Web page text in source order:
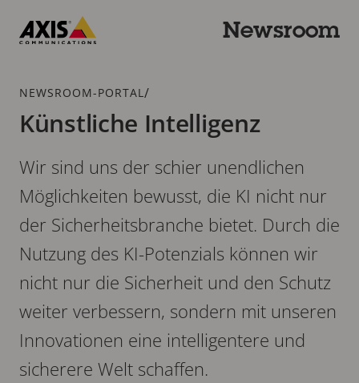
Hauptinhalt
springen
Newsroom
Breadcrumb
NEWSROOM-PORTAL /
Künstliche Intelligenz
Wir sind uns der schier unendlichen
Möglichkeiten bewusst, die KI nicht nur
der Sicherheitsbranche bietet. Durch die
Nutzung des KI-Potenzials können wir
nicht nur die Sicherheit und den Schutz
weiter verbessern, sondern mit unseren
Innovationen eine intelligentere und
sicherere Welt schaffen.